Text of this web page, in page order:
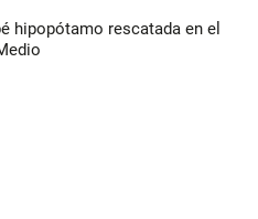
hipopótamo rescatada en el